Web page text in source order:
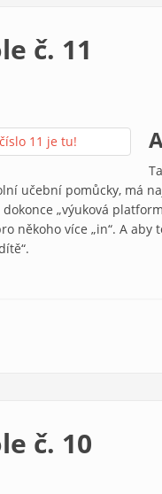
č. 11
učební pomůcky, má
dokonce „výuková
někoho více „in“. A aby
č. 10